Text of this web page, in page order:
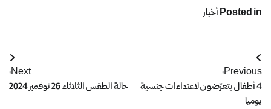
Posted inأخبار
Previous:
4 أطفال يتعرّضون لاعتداءات جنسية
يوميا
Next:
حالة الطقس الثلاثاء 26 نوفمبر 2024